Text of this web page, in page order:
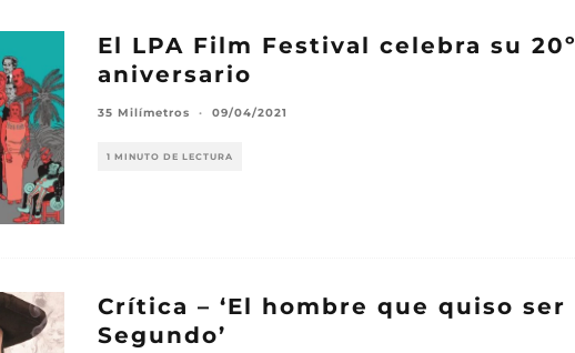
El LPA Film Festival celebra su 20º
aniversario
35 Milímetros · 09/04/2021
1 MINUTO DE LECTURA
Crítica – ‘El hombre que quiso ser
Segundo’